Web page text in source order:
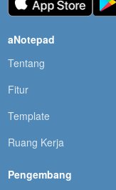
aNotepad
Tentang
Fitur
Template
Ruang Kerja
Pengembang